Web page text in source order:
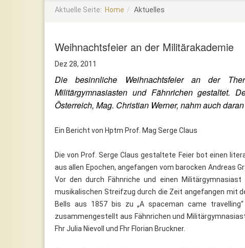
Aktuelle Seite: Home Aktuelles
Weihnachtsfeier an der Militärakademie
Dez 28, 2011
Die besinnliche Weihnachtsfeier an der
Militärgymnasiasten und Fähnrichen gestaltet.
Österreich, Mag. Christian Werner, nahm auch
Ein Bericht von Hptm Prof. Mag Serge Claus
Die von Prof. Serge Claus gestaltete Feier bot einen
aus allen Epochen, angefangen vom barocken Andreas
Vor den durch Fähnriche und einen
musikalischen Streifzug durch die Zeit angefangen mit
Bells aus 1857 bis zu „A spaceman came
zusammengestellt aus Fähnrichen und
Fhr Julia Nievoll und Fhr Florian Bruckner.